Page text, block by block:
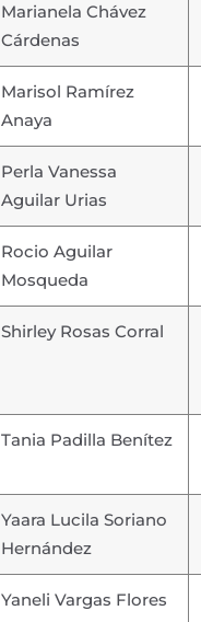
Marianela Chávez
Cárdenas
Marisol Ramírez
Anaya
Perla Vanessa
Aguilar Urias
Rocio Aguilar
Mosqueda
Shirley Rosas Corral
Tania Padilla Benítez
Yaara Lucila Soriano
Hernández
Yaneli Vargas Flores